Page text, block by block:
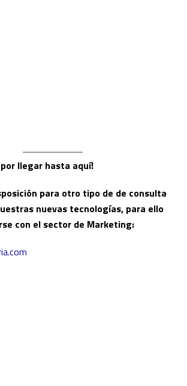
llegar hasta aquí!
para otro tipo de de consulta
nuevas tecnologías, para ello
con el sector de Marketing: